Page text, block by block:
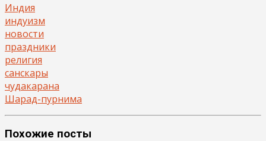
Индия
индуизм
новости
праздники
религия
санскары
чудакарана
Шарад-пурнима
Похожие посты